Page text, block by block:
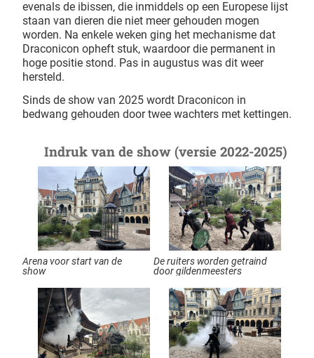
evenals de ibissen, die inmiddels op een Europese lijst
staan van dieren die niet meer gehouden mogen
worden. Na enkele weken ging het mechanisme dat
Draconicon opheft stuk, waardoor die permanent in
hoge positie stond. Pas in augustus was dit weer
hersteld.
Sinds de show van 2025 wordt Draconicon in
bedwang gehouden door twee wachters met kettingen.
Indruk van de show (versie 2022-2025)
Arena voor start van de
show
De ruiters worden getraind
door gildenmeesters